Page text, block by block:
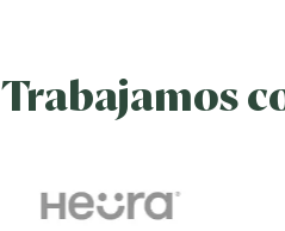
Trabajamos